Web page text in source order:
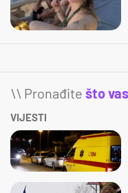
\\ Pronađite što
VIJESTI